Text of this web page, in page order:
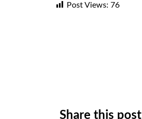
Post Views: 76
Share this post